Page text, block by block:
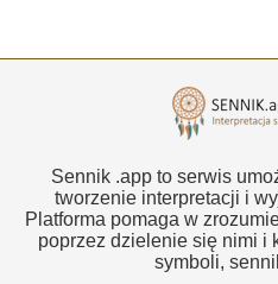
Sennik .app to serwis
tworzenie interpretacji i
Platforma pomaga w
poprzez dzielenie się nimi i
symboli,